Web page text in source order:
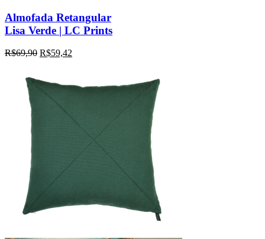
Almofada Retangular
Lisa Verde | LC Prints
R$69,90 R$59,42